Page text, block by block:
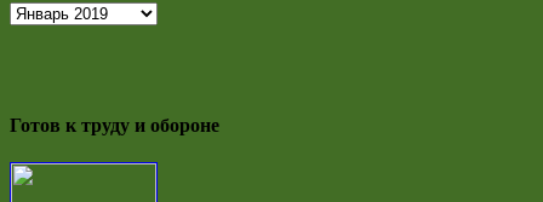
Новостной
Готов к труду и обороне